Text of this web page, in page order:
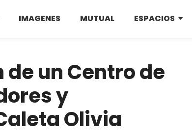
IMAGENES MUTUAL ESPACIOS
un Centro de
y
Olivia